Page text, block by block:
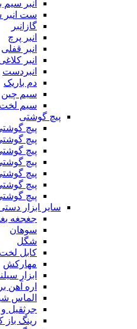
انبر
ست انبر
گازانبر
انبر پرچ
انبر قفلی
انبر
انبردست
دم باریک
سیم چین
سیم لخت
پیچ گوشتی
پیچ
پیچ
پیچ
پیچ
پیچ
پیچ
پیچ
سایر ابزار
جغجغه
سوهان
شگل
کابل
مهارکش
ابزار
اره آهن بر
الماس
جرثقیل
رینگ باز